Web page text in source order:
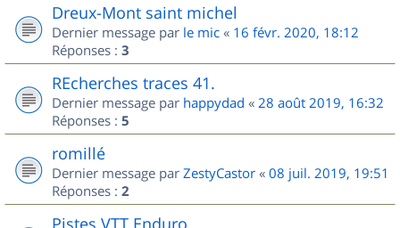
Dreux-Mont saint michel
Dernier message par le mic « 16 févr. 2020, 18:12
Réponses : 3
REcherches traces 41.
Dernier message par happydad « 28 août 2019, 16:32
Réponses : 5
romillé
Dernier message par ZestyCastor « 08 juil. 2019, 19:51
Réponses : 2
Pistes VTT Enduro